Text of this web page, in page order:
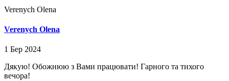
Verenych Olena⁩
Verenych Olena⁩
1 Бер 2024
Дякую! Обожнюю з Вами працювати! Гарного та тихого
вечора!